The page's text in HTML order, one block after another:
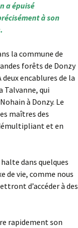
a épuisé
à son
la commune de
forêts de Donzy
deux encablures de la
Talvanne, qui
à Donzy. Le
maîtres des
et en
dans quelques
de vie, comme nous
d’accéder à des
rapidement son